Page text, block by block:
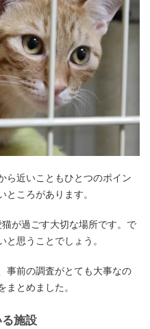
ら近いこともひとつのポイン
ところがあります。
が過ごす大切な場所です。で
思うことでしょう。
事前の調査がとても大事なの
とめました。
施設